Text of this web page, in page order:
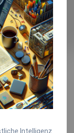
Intelligenz